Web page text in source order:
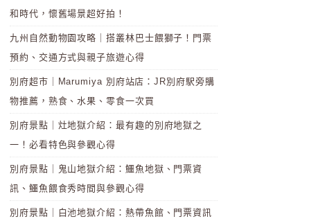
和時代，懷舊場景超好拍！
九州自然動物園攻略｜搭叢林巴士餵獅子！門票
預約、交通方式與親子旅遊心得
別府超市｜Marumiya 別府站店：JR別府駅旁購
物推薦，熟食、水果、零食一次買
別府景點｜灶地獄介紹：最有趣的別府地獄之
一！必看特色與參觀心得
別府景點｜鬼山地獄介紹：鱷魚地獄、門票資
訊、鱷魚餵食秀時間與參觀心得
別府景點｜白池地獄介紹：熱帶魚館、門票資訊